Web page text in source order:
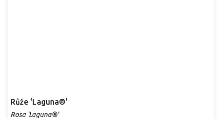
Růže 'Laguna®'
Rosa 'Laguna®'